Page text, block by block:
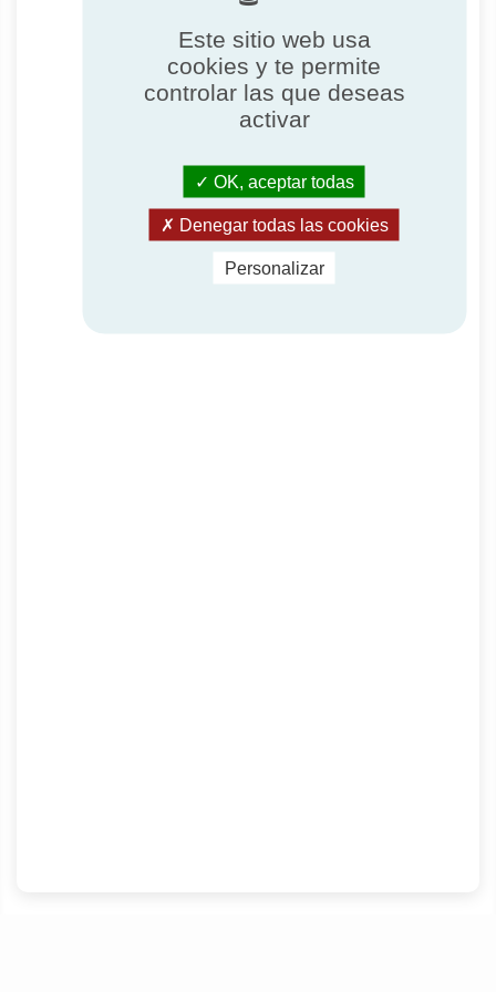
Este sitio web usa
cookies y te permite
controlar las que deseas
activar
OK, aceptar todas
Denegar todas las cookies
Personalizar